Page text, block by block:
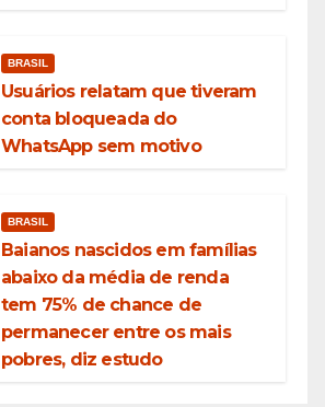
BRASIL
Usuários relatam que tiveram
conta bloqueada do
WhatsApp sem motivo
BRASIL
Baianos nascidos em famílias
abaixo da média de renda
tem 75% de chance de
permanecer entre os mais
pobres, diz estudo